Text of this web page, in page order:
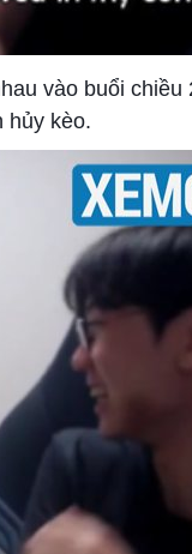
vào buổi
hủy kèo.